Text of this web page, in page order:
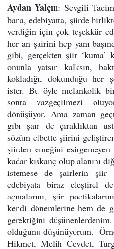
Aydan Yalçın: Sevgili
bana, edebiyatta, şiirde
verdiğin için çok teşekkür
her an şairini hep yanı
gibi, gerçekten şiir ‘kuma’
onunla yatsın kalksın,
kokladığı, dokunduğu her
ister. Bu öyle melankolik
sonra vazgeçilmezi
dönüşüyor. Ama zaman
gibi şair de çıraklıktan
sözüm elbette şiirini
şiirden emeğini
kadar kıskanç olup alanını
istemese de şairlerin şiir
edebiyata biraz eleştirel
açmalarını, şiir
kendi dönemlerine hem de
gerektiğini
olduğunu düşünüyorum.
Hikmet, Melih Cevdet,